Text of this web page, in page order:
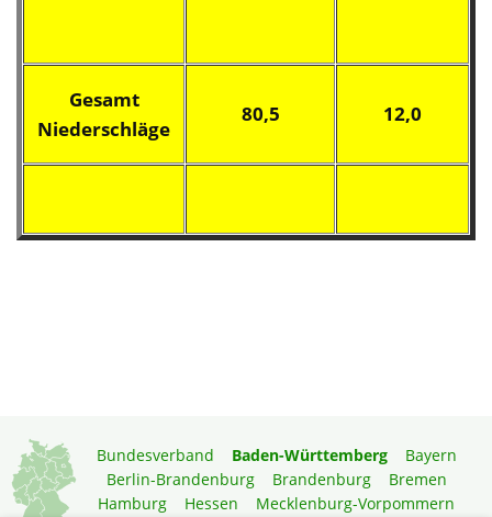
Gesamt
Niederschläge
80,5 12,0
Bundesverband Baden-Württemberg
Bayern
Berlin-Brandenburg
Brandenburg
Bremen
Hamburg
Hessen Mecklenburg-Vorpommern